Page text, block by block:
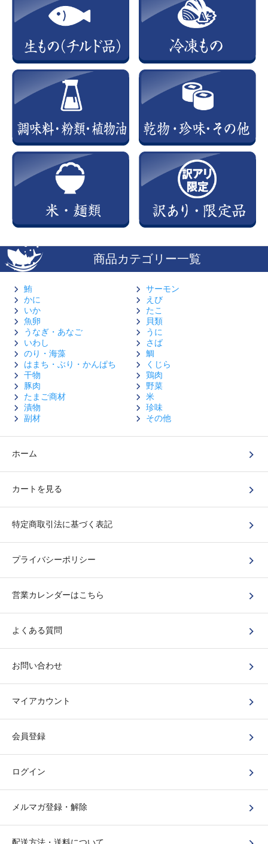
商品カテゴリー一覧
鮪
サーモン
かに
えび
いか
たこ
魚卵
貝類
うなぎ・あなご
うに
いわし
さば
のり・海藻
鯛
はまち・ぶり・かんぱち
くじら
干物
鶏肉
豚肉
野菜
たまご商材
米
漬物
珍味
副材
その他
ホーム
カートを見る
特定商取引法に基づく表記
プライバシーポリシー
営業カレンダーはこちら
よくある質問
お問い合わせ
マイアカウント
会員登録
ログイン
メルマガ登録・解除